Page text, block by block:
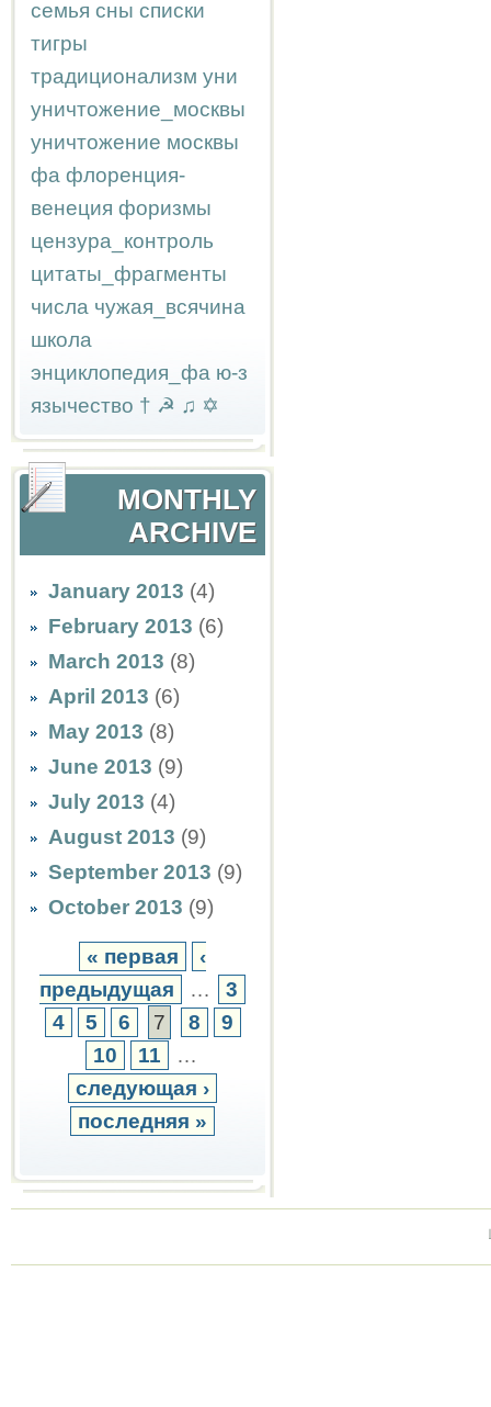
семья сны списки
тигры
традиционализм уни
уничтожение_москвы
уничтожение москвы
фа флоренция-
венеция форизмы
цензура_контроль
цитаты_фрагменты
числа чужая_всячина
школа
энциклопедия_фа ю-з
язычество † ☭ ♫ ✡
MONTHLY
ARCHIVE
January 2013 (4)
February 2013 (6)
March 2013 (8)
April 2013 (6)
May 2013 (8)
June 2013 (9)
July 2013 (4)
August 2013 (9)
September 2013 (9)
October 2013 (9)
« первая
‹
предыдущая
…
3
4
5 6 7 8
9
10
11
…
следующая ›
последняя »